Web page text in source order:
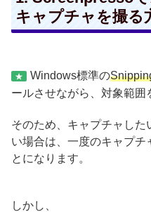
キャプチャを撮る
★ Windows標準の
ールさせながら、対象範囲
そのため、キャプチャし
い場合は、一度のキャプチ
とになります。
しかし、